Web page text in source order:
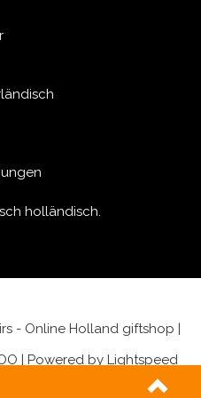
die Sie auf unserer
auf Lager. Keine
mit größter Sorgfalt und
organisierten
und Souvenir-Stile.
holländisch.
- Online Holland giftshop |
| Powered by Lightspeed